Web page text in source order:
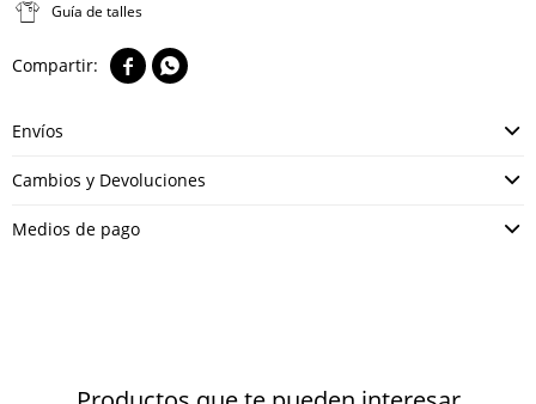
Guía de talles
 
Envíos
Cambios y Devoluciones
Medios de pago